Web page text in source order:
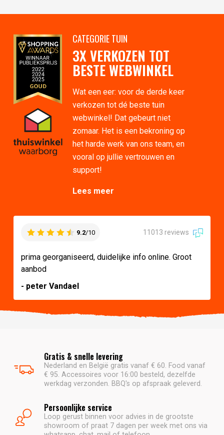
CATEGORIE TUIN
3X VERKOZEN TOT
BESTE WEBWINKEL
Wat een eer: voor de derde keer
verkozen tot dé beste tuin
webwinkel! Dat gebeurt niet
zomaar. Het is een bekroning op
het harde werk van ons team, en
vooral op jullie vertrouwen en
support!
Lees meer
9.2/10 11013 reviews
prima georganiseerd, duidelijke info online. Groot
aanbod
- peter Vandael
Gratis & snelle levering
Nederland en België gratis vanaf € 60. Food vanaf
€ 95. Accessoires voor 16:00 besteld, dezelfde
werkdag verzonden. BBQ's op afspraak geleverd.
Persoonlijke service
Loop gerust binnen voor advies in de grootste
showroom of praat 7 dagen per week met ons via